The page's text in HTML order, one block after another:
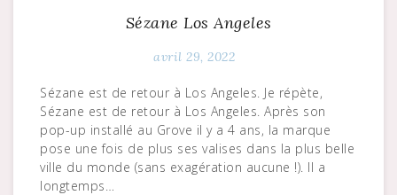
Sézane Los Angeles
avril 29, 2022
Sézane est de retour à Los Angeles. Je répète,
Sézane est de retour à Los Angeles. Après son
pop-up installé au Grove il y a 4 ans, la marque
pose une fois de plus ses valises dans la plus belle
ville du monde (sans exagération aucune !). Il a
longtemps…